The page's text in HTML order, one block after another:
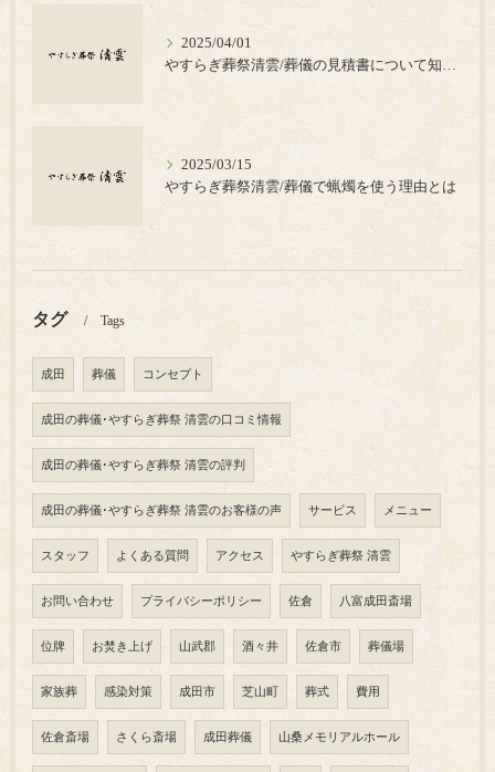
2025/04/01
2025/03/15
やすらぎ葬祭清雲/葬儀で蝋燭を使う理由とは
タグ Tags
成田 葬儀 コンセプト
成田の葬儀･やすらぎ葬祭 清雲の口コミ情報
成田の葬儀･やすらぎ葬祭 清雲の評判
成田の葬儀･やすらぎ葬祭 清雲のお客様の声 サービス メニュー
スタッフ よくある質問 アクセス やすらぎ葬祭 清雲
お問い合わせ プライバシーポリシー 佐倉 八富成田斎場
位牌 お焚き上げ 山武郡 酒々井 佐倉市 葬儀場
家族葬 感染対策 成田市 芝山町 葬式 費用
佐倉斎場 さくら斎場 成田葬儀 山桑メモリアルホール